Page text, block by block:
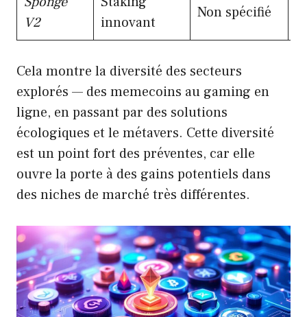
V2
innovant
Non spécifié
Cela montre la diversité des secteurs
explorés — des memecoins au gaming en
ligne, en passant par des solutions
écologiques et le métavers. Cette diversité
est un point fort des préventes, car elle
ouvre la porte à des gains potentiels dans
des niches de marché très différentes.